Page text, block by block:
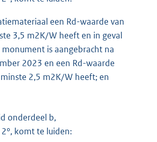
een Rd-waarde van
3,5 m2K/W heeft en in geval
monument is aangebracht na
2023 en een Rd-waarde
2,5 m2K/W heeft; en
onderdeel b,
komt te luiden: